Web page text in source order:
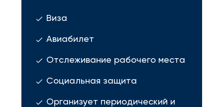
Виза
Авиабилет
Отслеживание рабочего места
Социальная защита
Организует периодический и